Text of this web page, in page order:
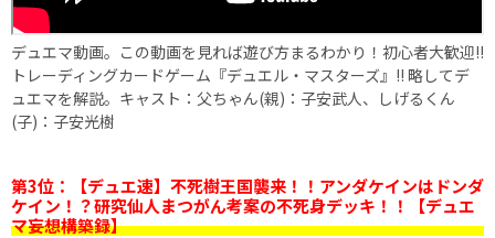
デュエマ動画。この動画を見れば遊び方まるわかり！初心者大歓迎!!
トレーディングカードゲーム『デュエル・マスターズ』!! 略してデ
ュエマを解説。キャスト：父ちゃん(親)：子安武人、しげるくん
(子)：子安光樹
第3位：【デュエ速】不死樹王国襲来！！アンダケインはドンダ
ケイン！？研究仙人まつがん考案の不死身デッキ！！【デュエ
マ妄想構築録】